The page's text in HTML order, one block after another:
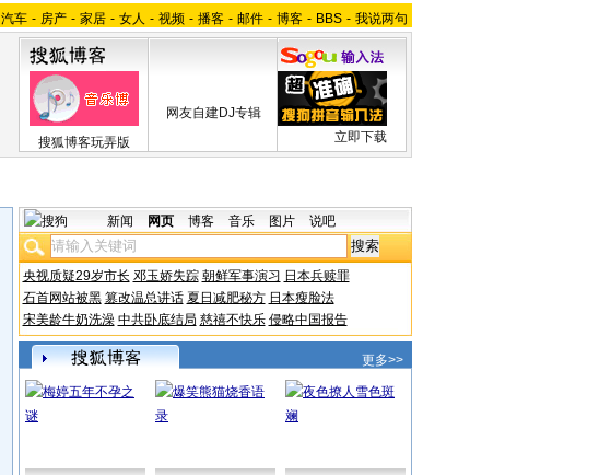
汽车 - 房产 - 家居 - 女人 - 视频 - 播客 - 邮件 - 博客 - BBS - 我说两句
搜狐博客玩弄版
网友自建DJ专辑
立即下载
新闻 网页 博客 音乐 图片 说吧
央视质疑29岁市长 邓玉娇失踪 朝鲜军事演习 日本兵赎罪
石首网站被黑 篡改温总讲话 夏日减肥秘方 日本瘦脸法
宋美龄牛奶洗澡 中共卧底结局 慈禧不快乐 侵略中国报告
更多>>